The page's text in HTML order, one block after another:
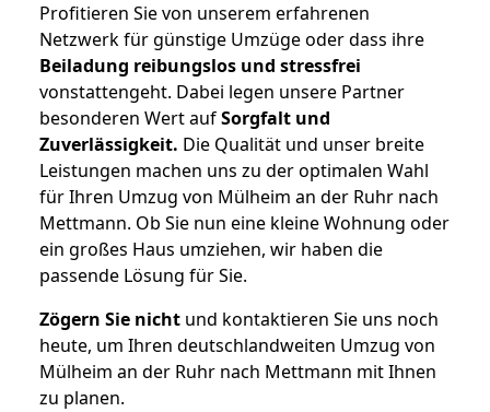
Profitieren Sie von unserem erfahrenen
Netzwerk für günstige Umzüge oder dass ihre
Beiladung reibungslos und stressfrei
vonstattengeht. Dabei legen unsere Partner
besonderen Wert aufSorgfalt und
Zuverlässigkeit. Die Qualität und unser breite
Leistungen machen uns zu der optimalen Wahl
für Ihren Umzug von Mülheim an der Ruhr nach
Mettmann. Ob Sie nun eine kleine Wohnung oder
ein großes Haus umziehen, wir haben die
passende Lösung für Sie.
Zögern Sie nicht und kontaktieren Sie uns noch
heute, um Ihren deutschlandweiten Umzug von
Mülheim an der Ruhr nach Mettmann mit Ihnen
zu planen.